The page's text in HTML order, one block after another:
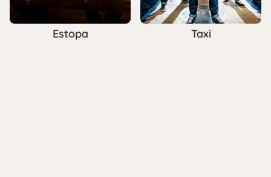
Estopa Taxi